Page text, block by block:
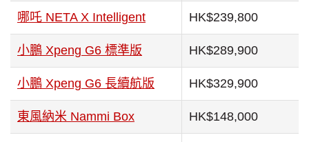
哪吒 NETA X Intelligent HK$239,800
小鵬 Xpeng G6 標準版 HK$289,900
小鵬 Xpeng G6 長續航版 HK$329,900
東風納米 Nammi Box HK$148,000